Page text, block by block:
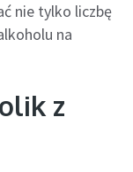
nie tylko liczbę
na
z